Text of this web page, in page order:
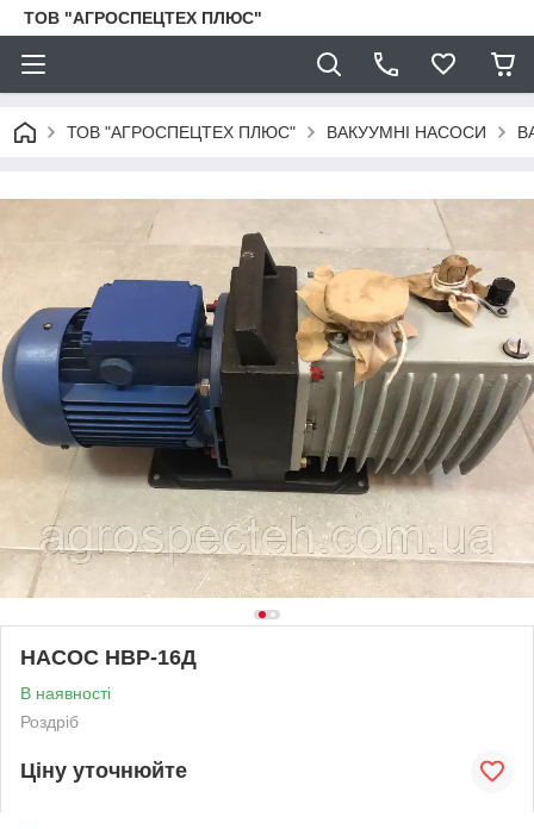
ТОВ "АГРОСПЕЦТЕХ ПЛЮС"
ТОВ "АГРОСПЕЦТЕХ ПЛЮС" ВАКУУМНІ НАСОСИ
НАСОС НВР-16Д
В наявності
Роздріб
Ціну уточнюйте